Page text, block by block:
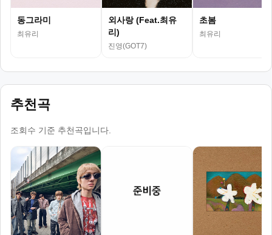
동그라미
최유리
외사랑 (Feat.최유
리)
진영(GOT7)
초봄
최유리
추천곡
조회수 기준 추천곡입니다.